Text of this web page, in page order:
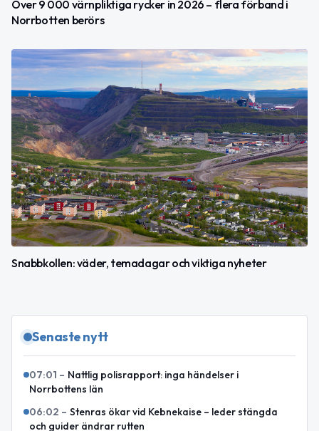
Över 9 000 värnpliktiga rycker in 2026 – flera förband i
Norrbotten berörs
Snabbkollen: väder, temadagar och viktiga nyheter
Senaste nytt
07:01 – Nattlig polisrapport: inga händelser i
Norrbottens län
06:02 – Stenras ökar vid Kebnekaise – leder stängda
och guider ändrar rutten